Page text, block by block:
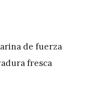
de fuerza
fresca